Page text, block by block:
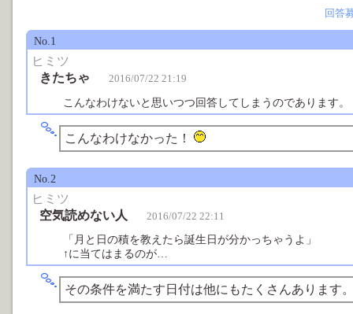
回答
No.1
ヒミツ
きたちゃ
2016/07/22 21:19
こんなわけないと思いつつ回答してしまうのであります。
こんなわけなかった！
No.2
ヒミツ
空気読めない人
2016/07/22 22:11
「月と日の積を教えたら誕生日が分かっちゃうよ」
↑に当てはまるのが…
その条件を満たす日付は他にもたくさんあります